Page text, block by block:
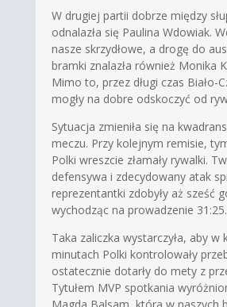
W drugiej partii dobrze między
odnalazła się Paulina Wdowiak.
nasze skrzydłowe, a drogę do
bramki znalazła również Monika
Mimo to, przez długi czas Biało-
mogły na dobre odskoczyć od
Sytuacja zmieniła się na
meczu. Przy kolejnym remisie,
Polki wreszcie złamały rywalki.
defensywa i zdecydowany atak
reprezentantki zdobyły aż sześć
wychodząc na prowadzenie 31:25.
Taka zaliczka wystarczyła, aby w
minutach Polki kontrolowały
ostatecznie dotarły do mety z
Tytułem MVP spotkania